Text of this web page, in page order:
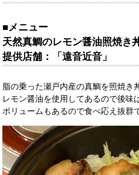
■メニュー
天然真鯛のレモン醤油照焼
提供店舗：「遠音近音」
脂の乗った瀬戸内産の真鯛を照焼き
レモン醤油を使用してあるので後味
ボリュームもあるので食べ応え抜群